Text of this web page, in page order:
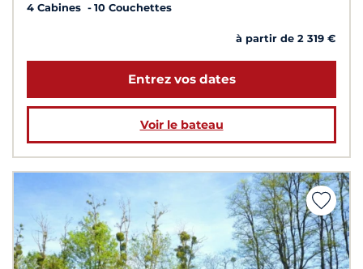
4 Cabines
10 Couchettes
à partir de 2 319 €
Entrez vos dates
Voir le bateau